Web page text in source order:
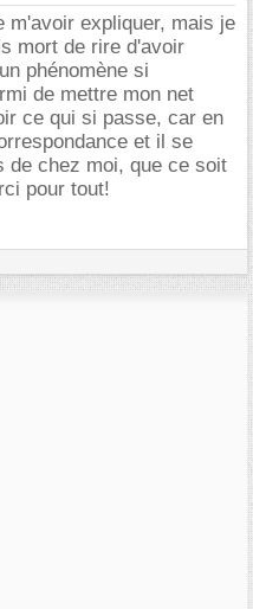
m'avoir expliquer, mais je
mort de rire d'avoir
phénomène si
de mettre mon net
ce qui si passe, car en
et il se
de chez moi, que ce soit
pour tout!